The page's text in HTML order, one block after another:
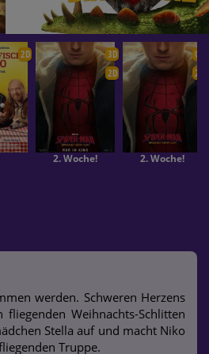
2D
3D
2D
2. Woche!
OV
2D
2. Woche!
werden. Schweren Herzens
Weihnachts-Schlitten
Stella auf und macht Niko
Truppe.